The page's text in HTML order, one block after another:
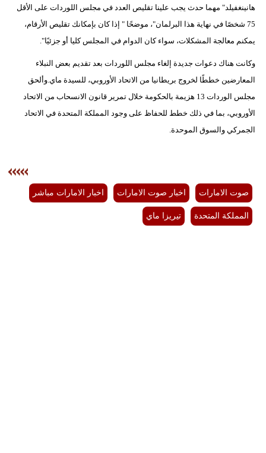
هانينغفيلد" مهما حدث يجب علينا تقليص العدد في مجلس اللوردات على الأقل
75 شخصًا في نهاية هذا البرلمان"، موضحًا " إذا كان بإمكانك تقليص الأرقام،
يمكنم معالجة المشكلات، سواء كان الدوام في المجلس كليا أو جزئيًا".
وكانت هناك دعوات جديدة إلغاء مجلس اللوردات بعد تقديم بعض النبلاء
المعارضين خططًا لخروج بريطانيا من الاتحاد الأوروبي، للسيدة ماي.وألحق
مجلس الوردات 13 هزيمة بالحكومة خلال تمرير قانون الانسحاب من الاتحاد
الأوروبي، بما في ذلك خطط للحفاظ على وجود المملكة المتحدة في الاتحاد
الجمركي والسوق الموحدة.
صوت الامارات اخبار صوت الامارات اخبار الامارات مباشر
المملكة المتحدة تيريزا ماي